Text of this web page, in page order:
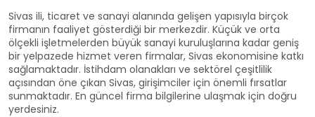
Sivas ili, ticaret ve sanayi alanında gelişen yapısıyla birçok
firmanın faaliyet gösterdiği bir merkezdir. Küçük ve orta
ölçekli işletmelerden büyük sanayi kuruluşlarına kadar geniş
bir yelpazede hizmet veren firmalar, Sivas ekonomisine katkı
sağlamaktadır. İstihdam olanakları ve sektörel çeşitlilik
açısından öne çıkan Sivas, girişimciler için önemli fırsatlar
sunmaktadır. En güncel firma bilgilerine ulaşmak için doğru
yerdesiniz.